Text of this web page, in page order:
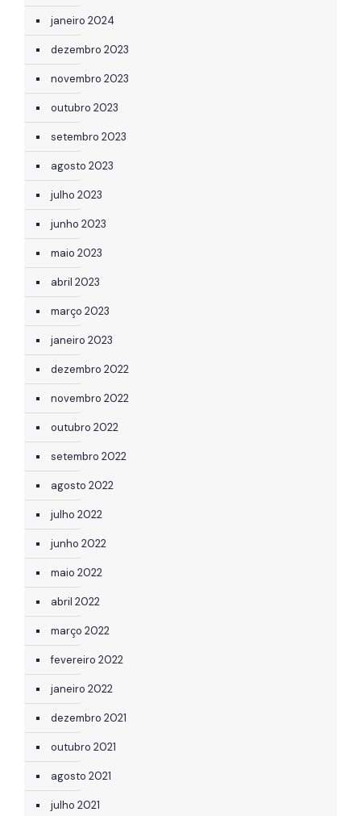
janeiro 2024
dezembro 2023
novembro 2023
outubro 2023
setembro 2023
agosto 2023
julho 2023
junho 2023
maio 2023
abril 2023
março 2023
janeiro 2023
dezembro 2022
novembro 2022
outubro 2022
setembro 2022
agosto 2022
julho 2022
junho 2022
maio 2022
abril 2022
março 2022
fevereiro 2022
janeiro 2022
dezembro 2021
outubro 2021
agosto 2021
julho 2021